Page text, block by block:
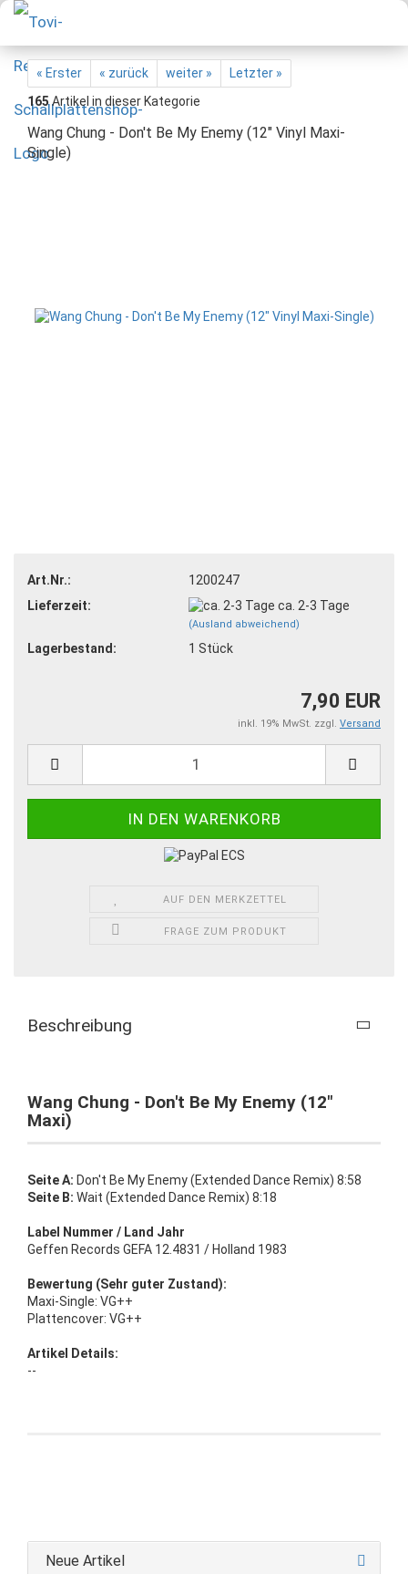
« Erster « zurück weiter »
Letzter »
165Artikel in dieser Kategorie
Wang Chung - Don't Be My Enemy (12" Vinyl Maxi-
Single)
Art.Nr.:
1200247
Lieferzeit:
ca. 2-3 Tage
(Ausland abweichend)
Lagerbestand: 1 Stück
7,90 EUR
inkl. 19% MwSt. zzgl. Versand
AUF DEN MERKZETTEL
FRAGE ZUM PRODUKT
Beschreibung
Wang Chung - Don't Be My Enemy (12"
Maxi)
Seite A: Don't Be My Enemy (Extended Dance Remix) 8:58
Seite B: Wait (Extended Dance Remix) 8:18
Label Nummer / Land Jahr
Geffen Records GEFA 12.4831 / Holland 1983
Bewertung (Sehr guter Zustand):
Maxi-Single: VG++
Plattencover: VG++
Artikel Details:
--
Neue Artikel